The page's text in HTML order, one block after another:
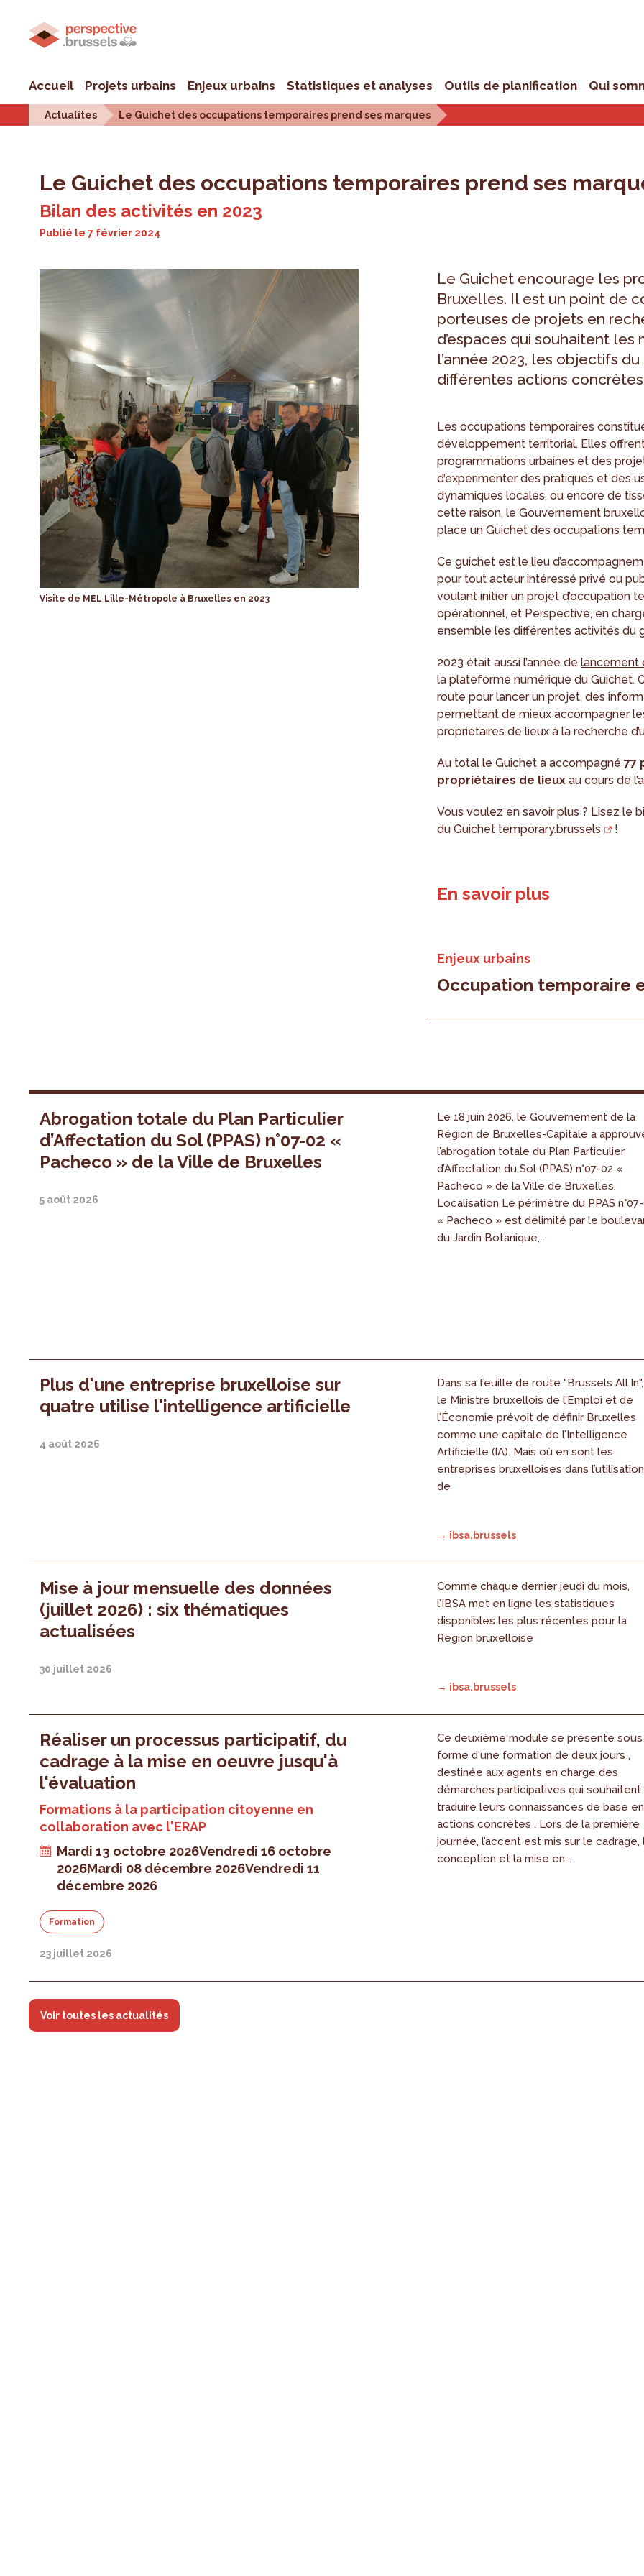
Accueil Projets urbains Enjeux urbains Statistiques et analyses Outils de planification Qui
Actualites Le Guichet des occupations temporaires prend ses marques
Le Guichet des occupations temporaires prend ses
Bilan des activités en 2023
Publié le7 février 2024
Visite de MEL Lille-Métropole à Bruxelles en 2023
Le Guichet encourage les
Bruxelles. Il est un point de
porteuses de projets en
d’espaces qui souhaitent
l’année 2023, les objectifs
différentes actions
Les occupations temporaires
développement territorial. Elles
programmations urbaines et des
d’expérimenter des pratiques et des
dynamiques locales, ou encore de
cette raison, le Gouvernement
place un Guichet des occupations
Ce guichet est le lieu
pour tout acteur intéressé privé ou
voulant initier un projet d’occupation
opérationnel, et Perspective, en
ensemble les différentes activités du
2023 était aussi l’année delancement
la plateforme numérique du Guichet.
route pour lancer un projet, des
permettant de mieux accompagner
propriétaires de lieux à la recherche
Au total le Guichet a accompagné77
propriétaires de lieux au cours de
Vous voulez en savoir plus ? Lisez le
du Guichet temporary.brussels !
En savoir plus
Enjeux urbains
Occupation temporaire
Abrogation totale du Plan Particulier
d’Affectation du Sol (PPAS) n°07-02 «
Pacheco » de la Ville de Bruxelles
5 août 2026
Le 18 juin 2026, le Gouvernement de la
Région de Bruxelles-Capitale a
l’abrogation totale du Plan Particulier
d’Affectation du Sol (PPAS) n°07-02 «
Pacheco » de la Ville de Bruxelles.
Localisation Le périmètre du PPAS
« Pacheco » est délimité par le
du Jardin Botanique,...
Plus d'une entreprise bruxelloise sur
quatre utilise l'intelligence artificielle
4 août 2026
Dans sa feuille de route "Brussels All.In",
le Ministre bruxellois de l’Emploi et de
l’Économie prévoit de définir Bruxelles
comme une capitale de l’Intelligence
Artificielle (IA). Mais où en sont les
entreprises bruxelloises dans l’utilisation
de
→ ibsa.brussels
Mise à jour mensuelle des données
(juillet 2026) : six thématiques
actualisées
30 juillet 2026
Comme chaque dernier jeudi du mois,
l’IBSA met en ligne les statistiques
disponibles les plus récentes pour la
Région bruxelloise
→ ibsa.brussels
Réaliser un processus participatif, du
cadrage à la mise en oeuvre jusqu'à
l'évaluation
Formations à la participation citoyenne en
collaboration avec l'ERAP
Mardi 13 octobre 2026Vendredi 16 octobre
2026Mardi 08 décembre 2026Vendredi 11
décembre 2026
Formation
23 juillet 2026
Ce deuxième module se présente sous
forme d'une formation de deux jours ,
destinée aux agents en charge des
démarches participatives qui souhaitent
traduire leurs connaissances de base en
actions concrètes . Lors de la première
journée, l’accent est mis sur le cadrage,
conception et la mise en...
Voir toutes les actualités